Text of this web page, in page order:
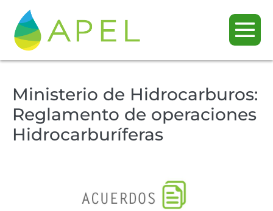
Ministerio de Hidrocarburos:
Reglamento de operaciones
Hidrocarburíferas